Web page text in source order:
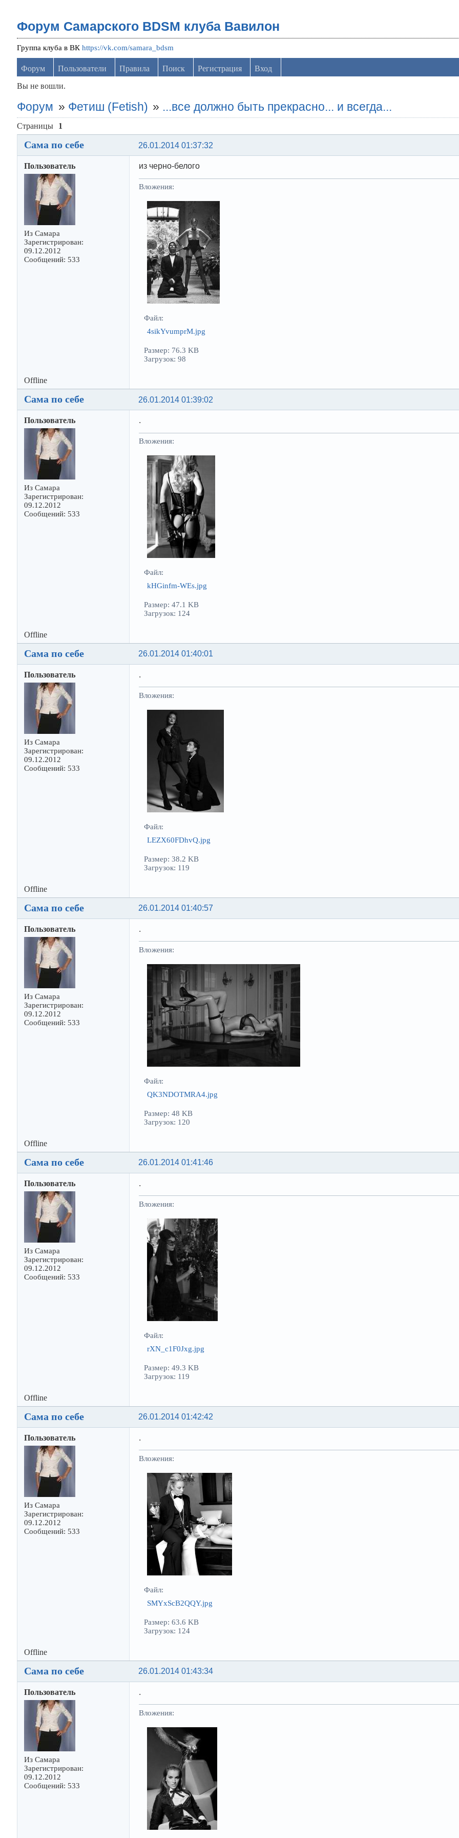
Форум Самарского BDSM клуба Вавилон
Группа клуба в ВКhttps://vk.com/samara_bdsm
Форум Пользователи Правила Поиск Регистрация
Вход
Вы не вошли.
Форум » Фетиш (Fetish) » ...все должно быть прекрасно... и всегда...
Страницы 1
26.01.2014 01:37:32
Сама по себе
Пользователь
Из Самара
Зарегистрирован:
09.12.2012
Сообщений: 533
из черно-белого
Вложения:
Файл:
4sikYvumprM.jpg
Размер: 76.3 KB
Загрузок: 98
Offline
26.01.2014 01:39:02
Сама по себе
Пользователь
Из Самара
Зарегистрирован:
09.12.2012
Сообщений: 533
.
Вложения:
Файл:
kHGinfm-WEs.jpg
Размер: 47.1 KB
Загрузок: 124
Offline
26.01.2014 01:40:01
Сама по себе
Пользователь
Из Самара
Зарегистрирован:
09.12.2012
Сообщений: 533
.
Вложения:
Файл:
LEZX60FDhvQ.jpg
Размер: 38.2 KB
Загрузок: 119
Offline
26.01.2014 01:40:57
Сама по себе
Пользователь
Из Самара
Зарегистрирован:
09.12.2012
Сообщений: 533
.
Вложения:
Файл:
QK3NDOTMRA4.jpg
Размер: 48 KB
Загрузок: 120
Offline
26.01.2014 01:41:46
Сама по себе
Пользователь
Из Самара
Зарегистрирован:
09.12.2012
Сообщений: 533
.
Вложения:
Файл:
rXN_c1F0Jxg.jpg
Размер: 49.3 KB
Загрузок: 119
Offline
26.01.2014 01:42:42
Сама по себе
Пользователь
Из Самара
Зарегистрирован:
09.12.2012
Сообщений: 533
.
Вложения:
Файл:
SMYxScB2QQY.jpg
Размер: 63.6 KB
Загрузок: 124
Offline
26.01.2014 01:43:34
Сама по себе
Пользователь
Из Самара
Зарегистрирован:
09.12.2012
Сообщений: 533
.
Вложения: